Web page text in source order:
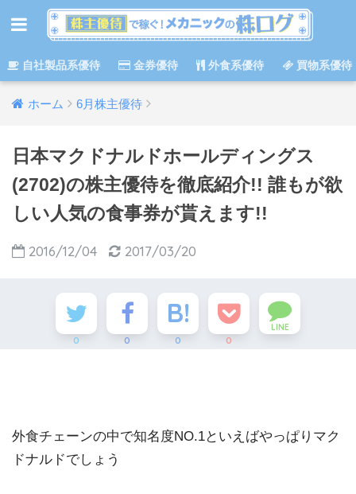
自社製品系優待 金券優待 外食系優待 買物系優待
ホーム 6月株主優待
日本マクドナルドホールディングス
(2702)の株主優待を徹底紹介!! 誰もが欲
しい人気の食事券が貰えます!!
2016/12/04 2017/03/20
0 0 0 0
LINE
外食チェーンの中で知名度NO.1といえばやっぱりマク
ドナルドでしょう